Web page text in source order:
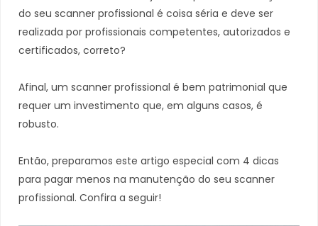
do seu scanner profissional é coisa séria e deve ser
realizada por profissionais competentes, autorizados e
certificados, correto?
Afinal, um scanner profissional é bem patrimonial que
requer um investimento que, em alguns casos, é
robusto.
Então, preparamos este artigo especial com 4 dicas
para pagar menos na manutenção do seu scanner
profissional. Confira a seguir!